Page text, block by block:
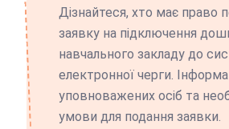
Дізнайтеся, хто має право
заявку на підключення
навчального закладу до
електронної черги.
уповноважених осіб та
умови для подання заявки.